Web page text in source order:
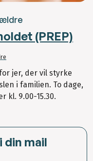
(PREP)
jer, der vil styrke
i familien. To dage,
kl. 9.00-15.30.
din mail